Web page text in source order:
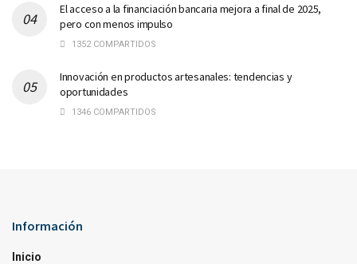
El acceso a la financiación bancaria mejora a final de 2025,
pero con menos impulso
1352 COMPARTIDOS
Innovación en productos artesanales: tendencias y
oportunidades
1346 COMPARTIDOS
Información
Inicio